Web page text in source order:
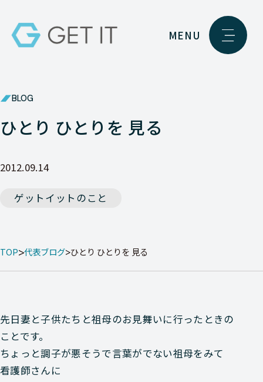
MENU
BLOG
ひとり ひとりを 見る
2012.09.14
ゲットイットのこと
TOP 代表ブログ ひとり ひとりを 見る
先日妻と子供たちと祖母のお見舞いに行ったときの
ことです。
ちょっと調子が悪そうで言葉がでない祖母をみて
看護師さんに